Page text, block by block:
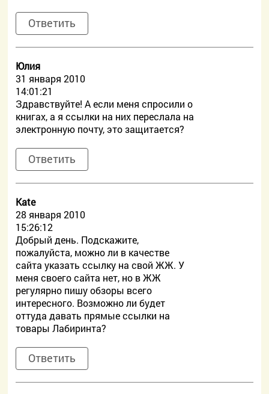
Ответить
Юлия
31 января 2010
14:01:21
Здравствуйте! А если меня спросили о
книгах, а я ссылки на них переслала на
электронную почту, это защитается?
Ответить
Kate
28 января 2010
15:26:12
Добрый день. Подскажите,
пожалуйста, можно ли в качестве
сайта указать ссылку на свой ЖЖ. У
меня своего сайта нет, но в ЖЖ
регулярно пишу обзоры всего
интересного. Возможно ли будет
оттуда давать прямые ссылки на
товары Лабиринта?
Ответить